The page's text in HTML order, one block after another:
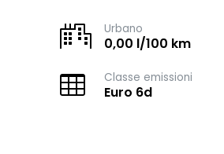
Urbano
0,00 l/100 km
Classe emissioni
Euro 6d